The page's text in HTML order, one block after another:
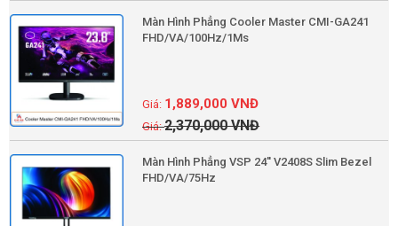
Màn Hình Phẳng Cooler Master CMI-GA241
FHD/VA/100Hz/1Ms
2,370,000VNĐ
1,889,000VNĐ
Màn Hình Phẳng VSP 24'' V2408S Slim Bezel
FHD/VA/75Hz